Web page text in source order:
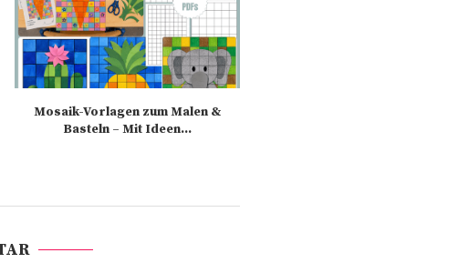
Mosaik-Vorlagen zum Malen &
Basteln – Mit Ideen...